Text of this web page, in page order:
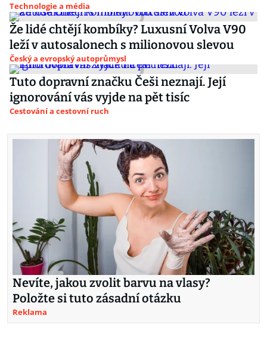
Technologie a média
Že lidé chtějí kombíky? Luxusní Volva V90
leží v autosalonech s milionovou slevou
Český a evropský autoprůmysl
Tuto dopravní značku Češi neznají. Její
ignorování vás vyjde na pět tisíc
Cestování a cestovní ruch
Nevíte, jakou zvolit barvu na vlasy?
Položte si tuto zásadní otázku
Reklama